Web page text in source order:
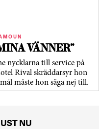
VÄNNER”
nycklarna till service på
Rival skräddarsyr hon
måste hon säga nej till.
NU